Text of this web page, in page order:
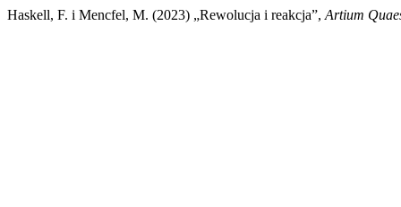
Haskell, F. i Mencfel, M. (2023) „Rewolucja i reakcja”, Artium